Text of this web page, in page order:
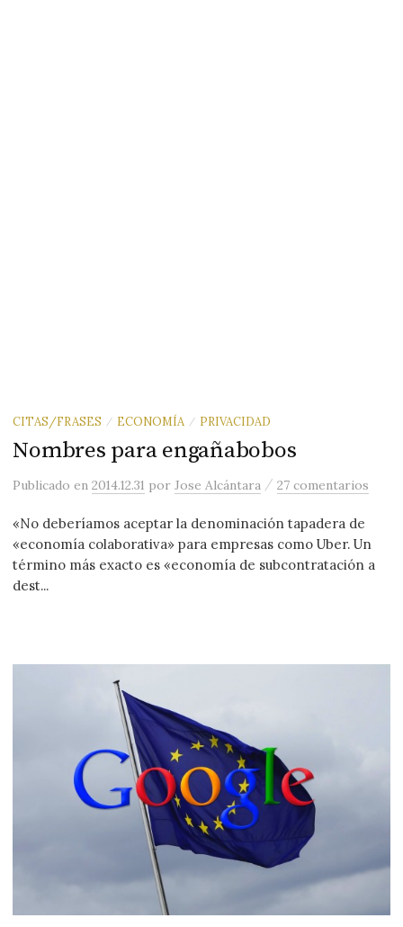
CITAS/FRASES / ECONOMÍA / PRIVACIDAD
Nombres para engañabobos
Publicadoen2014.12.31 porJose Alcántara /27 comentarios
«No deberíamos aceptar la denominación tapadera de
«economía colaborativa» para empresas como Uber. Un
término más exacto es «economía de subcontratación a
dest...